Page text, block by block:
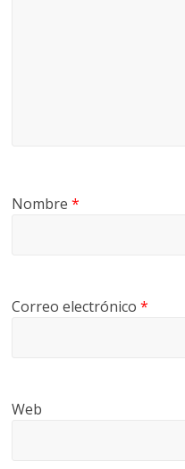
Nombre*
Correo electrónico*
Web